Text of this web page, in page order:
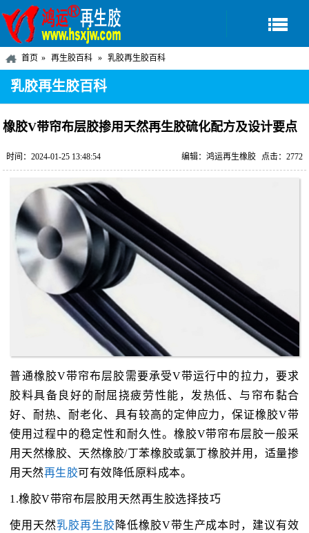
首页 再生胶百科 乳胶再生胶百科
乳胶再生胶百科
橡胶V带帘布层胶掺用天然再生胶硫化配方及设计要点
时间：2024-01-25 13:48:54 点击：2772
编辑：鸿运再生橡胶
普通橡胶V带帘布层胶需要承受V带运行中的拉力，要求
胶料具备良好的耐屈挠疲劳性能，发热低、与帘布黏合
好、耐热、耐老化、具有较高的定伸应力，保证橡胶V带
使用过程中的稳定性和耐久性。橡胶V带帘布层胶一般采
用天然橡胶、天然橡胶/丁苯橡胶或氯丁橡胶并用，适量掺
用天然再生胶可有效降低原料成本。
1.橡胶V带帘布层胶用天然再生胶选择技巧
使用天然乳胶再生胶 降低橡胶V带生产成本时，建议有效